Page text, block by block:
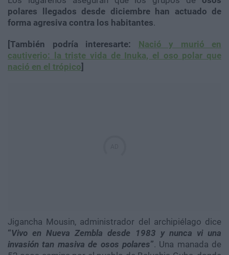
polares llegados desde diciembre han actuado de
forma agresiva contra los habitantes.
[También podría interesarte: Nació y murió en
cautiverio: la triste vida de Inuka, el oso polar que
nació en el trópico]
Jigancha Mousin, administrador del archipiélago dice
“Vivo en Nueva Zembla desde 1983 y nunca vi una
invasión tan masiva de osos polares”. Una manada de